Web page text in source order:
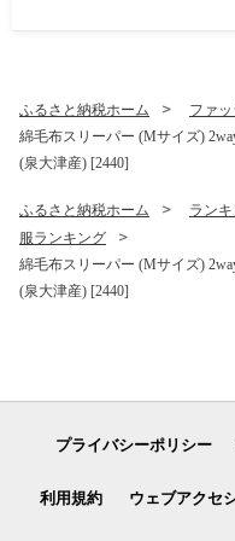
ふるさと納税ホーム ファ
綿毛布スリーパー (Mサイズ)
(泉大津産) [2440]
ふるさと納税ホーム ラン
服ランキング
綿毛布スリーパー (Mサイズ)
(泉大津産) [2440]
プライバシーポリシー
利用規約 ウェブアクセ